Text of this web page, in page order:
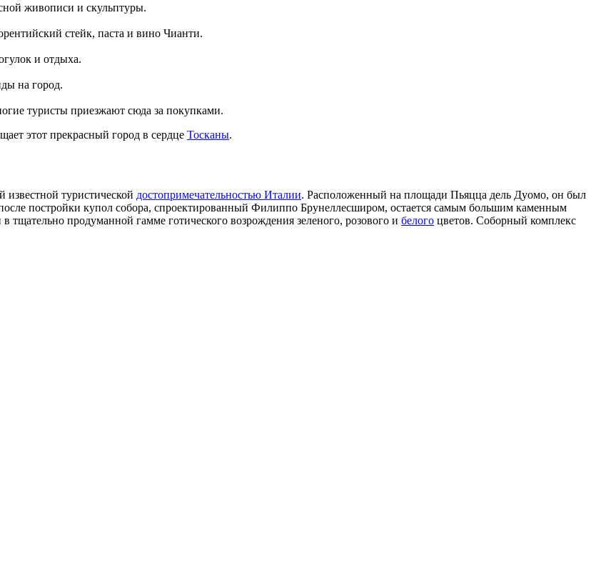
живописи и скульптуры.
стейк, паста и вино Чианти.
и отдыха.
на город.
туристы приезжают сюда за покупками.
этот прекрасный город в сердце Тосканы.
туристической достопримечательностью Италии. Расположенный на площади Пьяцца дель Дуомо, он был
постройки купол собора, спроектированный Филиппо Брунеллесширом, остается самым большим каменным
продуманной гамме готического возрождения зеленого, розового и белого цветов. Соборный комплекс